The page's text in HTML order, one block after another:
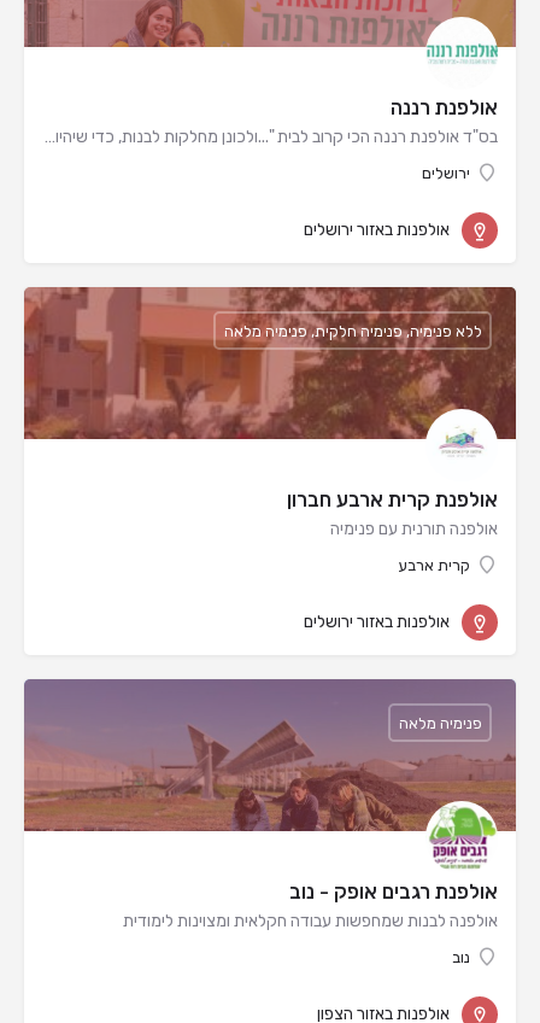
אולפנת רננה
בס"ד אולפנת רננה הכי קרוב לבית "...ולכונן מחלקות לבנות, כדי שיהיו לנו אימות לישראל בארץ…
ירושלים
אולפנות באזור ירושלים
אולפנת קרית ארבע חברון
אולפנה תורנית עם פנימיה
קרית ארבע
ללא פנימיה, פנימיה חלקית, פנימיה מלאה
אולפנות באזור ירושלים
אולפנת רגבים אופק - נוב
אולפנה לבנות שמחפשות עבודה חקלאית ומצוינות לימודית
נוב
פנימיה מלאה
אולפנות באזור הצפון